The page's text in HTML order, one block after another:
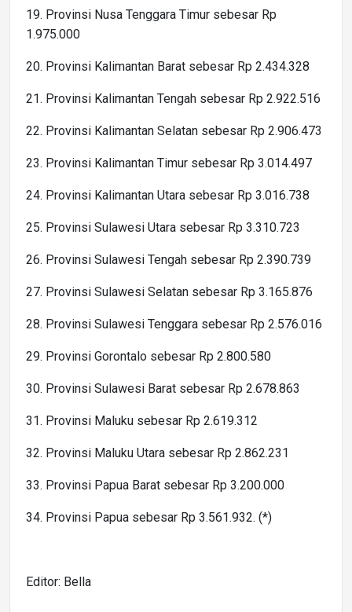
19. Provinsi Nusa Tenggara Timur sebesar Rp
1.975.000
20. Provinsi Kalimantan Barat sebesar Rp 2.434.328
21. Provinsi Kalimantan Tengah sebesar Rp 2.922.516
22. Provinsi Kalimantan Selatan sebesar Rp 2.906.473
23. Provinsi Kalimantan Timur sebesar Rp 3.014.497
24. Provinsi Kalimantan Utara sebesar Rp 3.016.738
25. Provinsi Sulawesi Utara sebesar Rp 3.310.723
26. Provinsi Sulawesi Tengah sebesar Rp 2.390.739
27. Provinsi Sulawesi Selatan sebesar Rp 3.165.876
28. Provinsi Sulawesi Tenggara sebesar Rp 2.576.016
29. Provinsi Gorontalo sebesar Rp 2.800.580
30. Provinsi Sulawesi Barat sebesar Rp 2.678.863
31. Provinsi Maluku sebesar Rp 2.619.312
32. Provinsi Maluku Utara sebesar Rp 2.862.231
33. Provinsi Papua Barat sebesar Rp 3.200.000
34. Provinsi Papua sebesar Rp 3.561.932. (*)
Editor: Bella